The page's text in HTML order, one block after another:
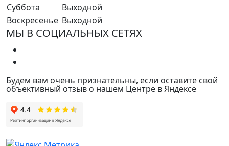
Суббота
Выходной
Воскресенье Выходной
МЫ В СОЦИАЛЬНЫХ СЕТЯХ
Будем вам очень признательны, если оставите свой
объективный отзыв о нашем Центре в Яндексе